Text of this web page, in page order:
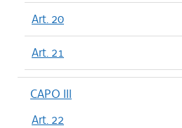
Art. 20
Art. 21
CAPO III
Art. 22